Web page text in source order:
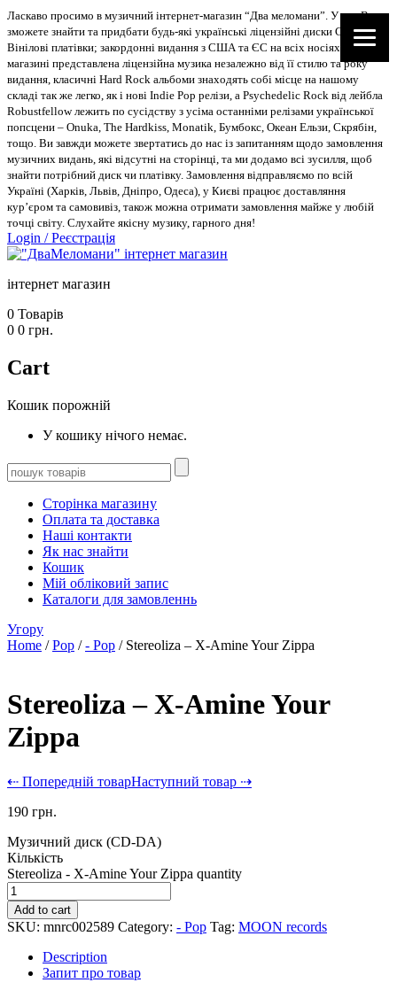
Ласкаво просимо в музичний інтернет-магазин “Два меломани”. У нас Ви
зможете знайти та придбати будь-які українські ліцензійні диски CD, DVD,
Вінілові платівки; закордонні видання з США та ЄС на всіх носіях. В
магазині представлена ліцензійна музика незалежно від її стилю та року
видання, класичні Hard Rock альбоми знаходять собі місце на нашому
складі так же легко, як і нові Indie Pop релізи, а Psychedelic Rock від лейбла
Robustfellow лежить по сусідству з усіма останніми релізами української
попсцени – Onuka, The Hardkiss, Monatik, Бумбокс, Океан Ельзи, Скрябін,
тощо. Ви завжди можете звертатись до нас із запитанням щодо замовлення
музичних видань, які відсутні на сторінці, та ми додамо всі зусилля, щоб
знайти потрібний диск чи платівку. Замовлення відправляємо по всій
Україні (Харків, Львів, Дніпро, Одеса), у Києві працює доставляння
кур’єром та самовивіз, також можна отримати замовлення майже у любій
точці світу. Слухайте якісну музику, гарного дня!
Login /Реєстрація
інтернет магазин
0 Товарів
0 0 грн.
Cart
Кошик порожній
У кошику нічого немає.
Сторінка магазину
Оплата та доставка
Наші контакти
Як нас знайти
Кошик
Мій обліковий запис
Каталоги для замовленнь
Угору
Home /Pop /- Pop / Stereoliza – X-Amine Your Zippa
Stereoliza – X-Amine Your
Zippa
⇠ Попередній товарНаступний товар ⇢
190 грн.
Музичний диск (CD-DA)
Кількість
Stereoliza - X-Amine Your Zippa quantity
Add to cart
SKU: mnrc002589 Category: - Pop Tag: MOON records
Description
Запит про товар